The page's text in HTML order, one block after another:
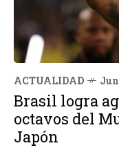
ACTUALIDAD
Brasil logra
octavos del
Japón